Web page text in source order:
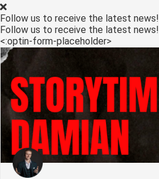
Follow us to receive the latest news!
Follow us to receive the latest news!
<:optin-form-placeholder>